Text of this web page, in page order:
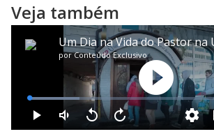
Veja também